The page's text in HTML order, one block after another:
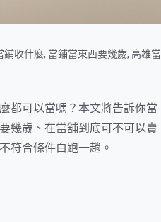
鋪收什麼, 當鋪當東西要幾歲, 高雄當
都可以當嗎？本文將告訴你當
幾歲、在當舖到底可不可以賣
符合條件白跑一趟。